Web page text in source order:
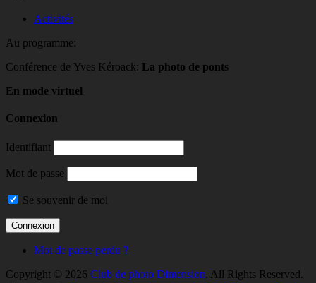
Activités
Au programme:
Conférence de Yves Kéroack: La photo de ponts
En mode virtuel
Connexion
Identifiant
Mot de passe
Se souvenir de moi
Mot de passe perdu ?
Copyright © 2026 Club de photo Dimension. All Rights Reserved.